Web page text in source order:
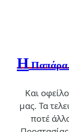
Η
Και
μας. Τα
ποτέ